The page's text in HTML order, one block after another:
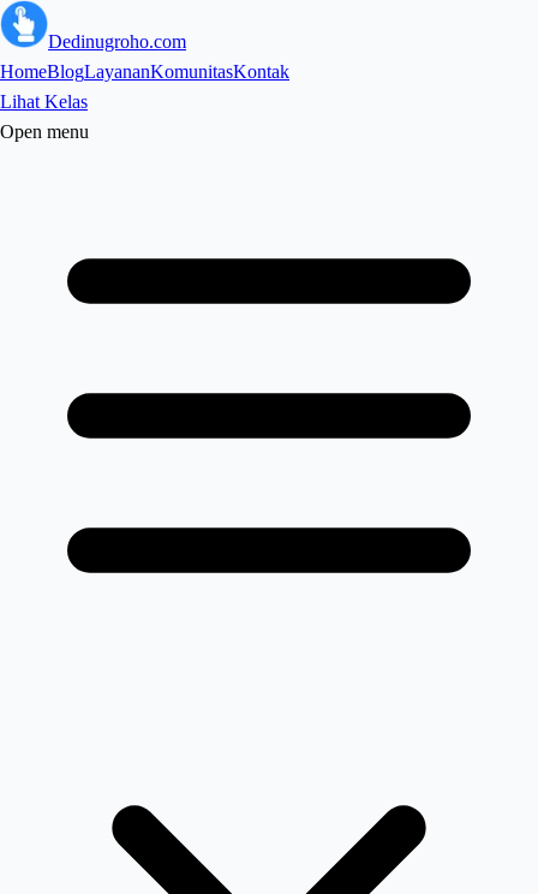
Dedinugroho.com
HomeBlogLayananKomunitasKontak
Lihat Kelas
Open menu